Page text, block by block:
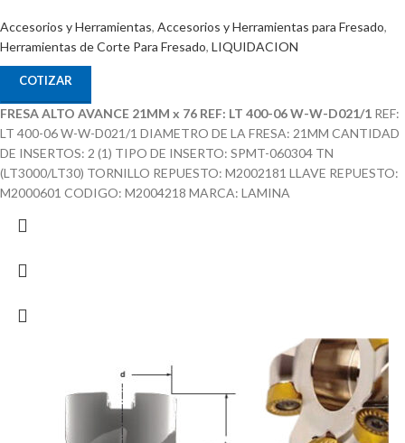
Accesorios y Herramientas, Accesorios y Herramientas para Fresado,
Herramientas de Corte Para Fresado, LIQUIDACION
COTIZAR
FRESA ALTO AVANCE 21MM x 76 REF: LT 400-06 W-W-D021/1 REF:
LT 400-06 W-W-D021/1 DIAMETRO DE LA FRESA: 21MM CANTIDAD
DE INSERTOS: 2 (1) TIPO DE INSERTO: SPMT-060304 TN
(LT3000/LT30) TORNILLO REPUESTO: M2002181 LLAVE REPUESTO:
M2000601 CODIGO: M2004218 MARCA: LAMINA